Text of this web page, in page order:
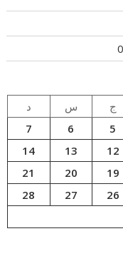
ج س
د
5
6
7
12
13
14
19
20
21
26
27
28